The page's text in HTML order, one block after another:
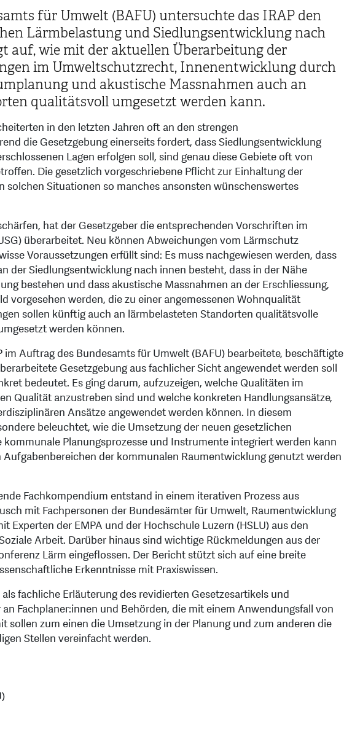
für Umwelt (BAFU) untersuchte das IRAP den
Lärmbelastung und Siedlungsentwicklung nach
auf, wie mit der aktuellen Überarbeitung der
im Umweltschutzrecht, Innenentwicklung durch
und akustische Massnahmen auch an
qualitätsvoll umgesetzt werden kann.
in den letzten Jahren oft an den strengen
die Gesetzgebung einerseits fordert, dass Siedlungsentwicklung
Lagen erfolgen soll, sind genau diese Gebiete oft von
Die gesetzlich vorgeschriebene Pflicht zur Einhaltung der
solchen Situationen so manches ansonsten wünschenswertes
hat der Gesetzgeber die entsprechenden Vorschriften im
überarbeitet. Neu können Abweichungen vom Lärmschutz
Voraussetzungen erfüllt sind: Es muss nachgewiesen werden, dass
der Siedlungsentwicklung nach innen besteht, dass in der Nähe
bestehen und dass akustische Massnahmen an der Erschliessung,
vorgesehen werden, die zu einer angemessenen Wohnqualität
sollen künftig auch an lärmbelasteten Standorten qualitätsvolle
werden können.
im Auftrag des Bundesamts für Umwelt (BAFU) bearbeitete, beschäftigte
Gesetzgebung aus fachlicher Sicht angewendet werden soll
bedeutet. Es ging darum, aufzuzeigen, welche Qualitäten im
Qualität anzustreben sind und welche konkreten Handlungsansätze,
Ansätze angewendet werden können. In diesem
beleuchtet, wie die Umsetzung der neuen gesetzlichen
Planungsprozesse und Instrumente integriert werden kann
Aufgabenbereichen der kommunalen Raumentwicklung genutzt werden
Fachkompendium entstand in einem iterativen Prozess aus
mit Fachpersonen der Bundesämter für Umwelt, Raumentwicklung
Experten der EMPA und der Hochschule Luzern (HSLU) aus den
Arbeit. Darüber hinaus sind wichtige Rückmeldungen aus der
Lärm eingeflossen. Der Bericht stützt sich auf eine breite
Erkenntnisse mit Praxiswissen.
fachliche Erläuterung des revidierten Gesetzesartikels und
Fachplaner:innen und Behörden, die mit einem Anwendungsfall von
sollen zum einen die Umsetzung in der Planung und zum anderen die
Stellen vereinfacht werden.